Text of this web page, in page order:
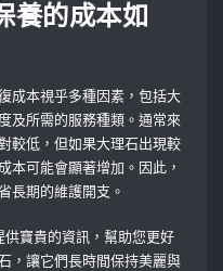
養的成本如
成本視乎多種因素，包括大
及所需的服務種類。通常來
較低，但如果大理石出現較
本可能會顯著增加。因此，
長期的維護開支。
寶貴的資訊，幫助您更好
，讓它們長時間保持美麗與